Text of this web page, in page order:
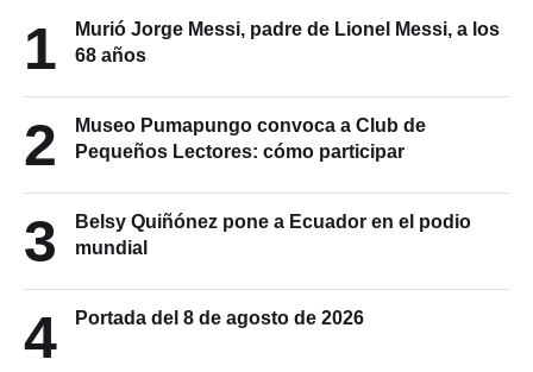
1
Murió Jorge Messi, padre de Lionel Messi, a los
68 años
2
Museo Pumapungo convoca a Club de
Pequeños Lectores: cómo participar
3
Belsy Quiñónez pone a Ecuador en el podio
mundial
4 Portada del 8 de agosto de 2026